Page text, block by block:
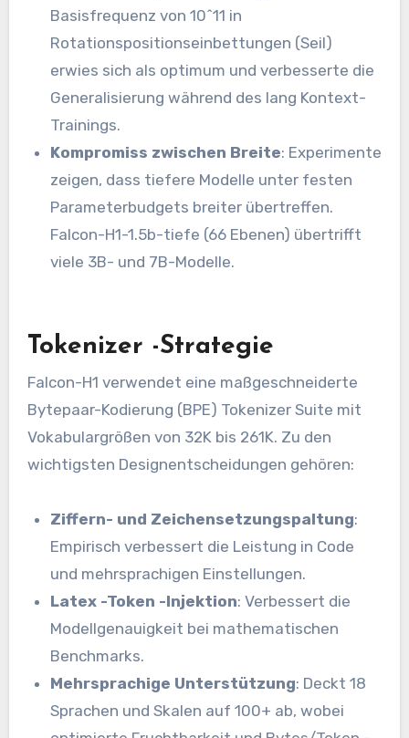
Basisfrequenz von 10^11 in
Rotationspositionseinbettungen (Seil)
erwies sich als optimum und verbesserte die
Generalisierung während des lang Kontext-
Trainings.
Kompromiss zwischen Breite: Experimente
zeigen, dass tiefere Modelle unter festen
Parameterbudgets breiter übertreffen.
Falcon-H1-1.5b-tiefe (66 Ebenen) übertrifft
viele 3B- und 7B-Modelle.
Tokenizer -Strategie
Falcon-H1 verwendet eine maßgeschneiderte
Bytepaar-Kodierung (BPE) Tokenizer Suite mit
Vokabulargrößen von 32K bis 261K. Zu den
wichtigsten Designentscheidungen gehören:
Ziffern- und Zeichensetzungspaltung:
Empirisch verbessert die Leistung in Code
und mehrsprachigen Einstellungen.
Latex -Token -Injektion: Verbessert die
Modellgenauigkeit bei mathematischen
Benchmarks.
Mehrsprachige Unterstützung: Deckt 18
Sprachen und Skalen auf 100+ ab, wobei